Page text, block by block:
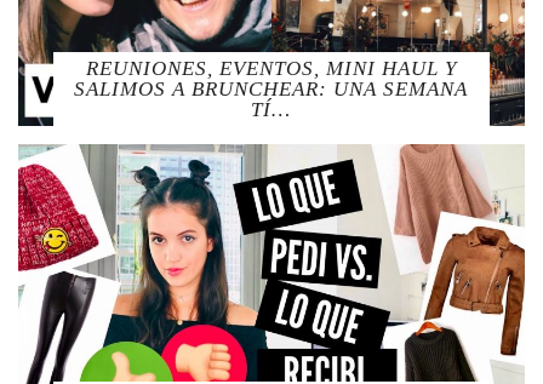
REUNIONES, EVENTOS, MINI HAUL Y
SALIMOS A BRUNCHEAR: UNA SEMANA
TÍ…